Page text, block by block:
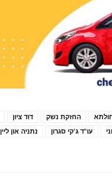
דוד ציון החזקת נשק
נתניה און ליין עו"ד ג'קי סגרון